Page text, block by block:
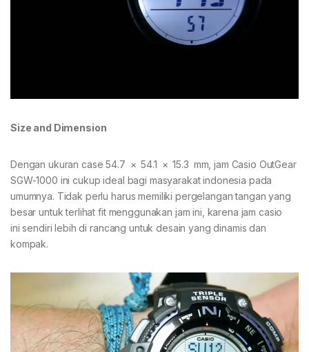
Size and Dimension
Dengan ukuran case 54.7 × 54.1 × 15.3 mm, jam Casio OutGear
SGW-1000 ini cukup ideal bagi masyarakat indonesia pada
umumnya. Tidak perlu harus memiliki pergelangan tangan yang
besar untuk terlihat fit menggunakan jam ini, karena jam casio
ini sendiri lebih di rancang untuk desain yang dinamis dan
kompak.